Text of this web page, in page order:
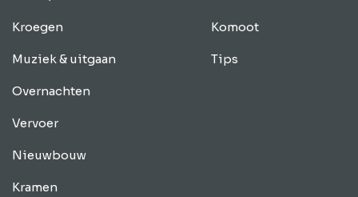
Kroegen
Muziek & uitgaan
Overnachten
Vervoer
Nieuwbouw
Kramen
Komoot
Tips